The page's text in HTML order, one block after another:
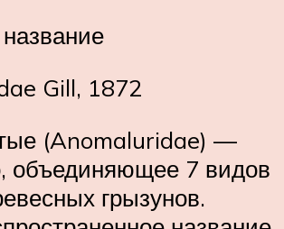
Gill, 1872
(Anomaluridae) —
объединяющее 7 видов
грызунов.